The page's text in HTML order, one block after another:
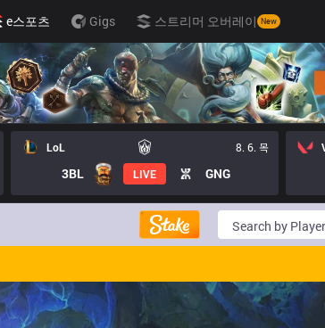
e스포츠 Gigs 스트리머 오버레이 New
LoL 8. 6. 목
3BL LIVE GNG